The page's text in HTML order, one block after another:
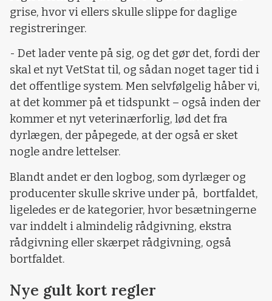
grise, hvor vi ellers skulle slippe for daglige
registreringer.
- Det lader vente på sig, og det gør det, fordi der
skal et nyt VetStat til, og sådan noget tager tid i
det offentlige system. Men selvfølgelig håber vi,
at det kommer på et tidspunkt – også inden der
kommer et nyt veterinærforlig, lød det fra
dyrlægen, der påpegede, at der også er sket
nogle andre lettelser.
Blandt andet er den logbog, som dyrlæger og
producenter skulle skrive under på, bortfaldet,
ligeledes er de kategorier, hvor besætningerne
var inddelt i almindelig rådgivning, ekstra
rådgivning eller skærpet rådgivning, også
bortfaldet.
Nye gult kort regler